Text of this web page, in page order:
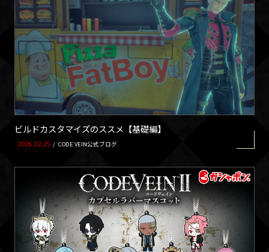
ビルドカスタマイズのススメ【基礎編】
2026.02.25 / CODE VEIN公式ブログ